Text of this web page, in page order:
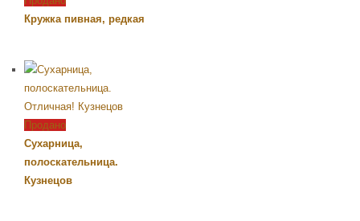
Кружка пивная, редкая
Продано
Сухарница,
полоскательница.
Кузнецов